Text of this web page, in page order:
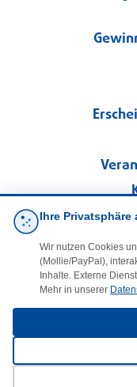
Ihre Privatsphäre
Wir nutzen Cookies
(Mollie/PayPal),
Inhalte. Externe
Mehr in unserer